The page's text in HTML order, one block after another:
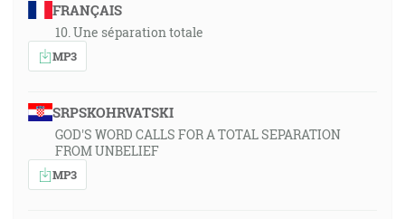
FRANÇAIS
10. Une séparation totale
MP3
SRPSKOHRVATSKI
GOD'S WORD CALLS FOR A TOTAL SEPARATION
FROM UNBELIEF
MP3